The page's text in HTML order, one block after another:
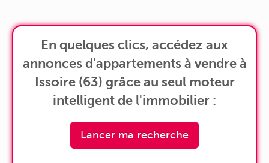
En quelques clics, accédez aux
annonces d'appartements à vendre à
Issoire (63) grâce au seul moteur
intelligent de l'immobilier :
Lancer ma recherche